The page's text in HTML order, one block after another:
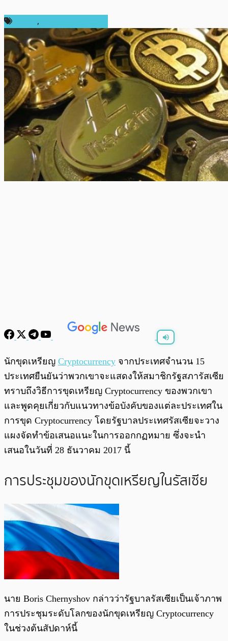
,
พร้อมเล่น
นักขุดเหรียญ Cryptocurrency จากประเทศจำนวน 15
ประเทศยืนยันว่าพวกเขาจะแสดงให้สมาชิกรัฐสภารัสเซีย
ทราบถึงวิธีการขุดเหรียญ Cryptocurrency ของพวกเขา
และพูดคุยเกี่ยวกับแนวทางข้อบังคับของแต่ละประเทศใน
การขุด Cryptocurrency โดยรัฐบาลประเทศรัสเซียจะวาง
แผงจัดทำข้อเสนอแนะในการออกกฏหมาย ซึ่งจะนำ
เสนอในวันที่ 28 ธันวาคม 2017 นี้
การประชุมของนักขุดเหรียญในรัสเซีย
นาย Boris Chernyshov กล่าวว่ารัฐบาลรัสเซียเป็นเจ้าภาพ
การประชุมระดับโลกของนักขุดเหรียญ Cryptocurrency
ในช่วงต้นสัปดาห์นี้